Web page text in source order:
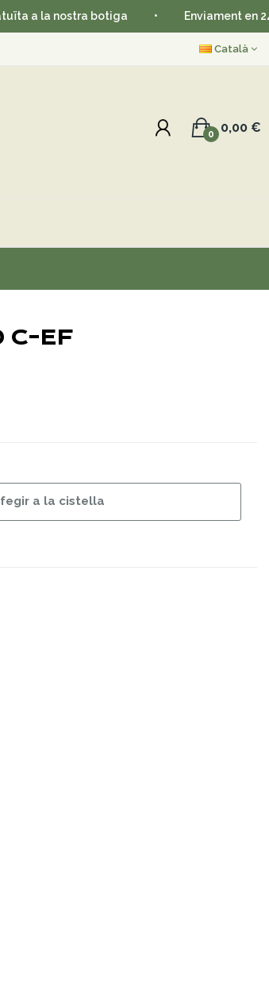
la nostra botiga • Enviament en 24-48
Català
0,00 €
0
C-EF
a la cistella